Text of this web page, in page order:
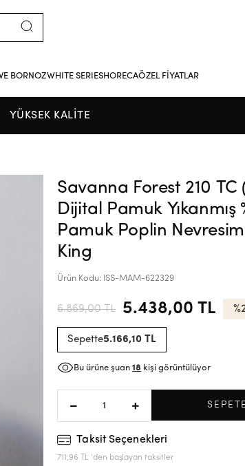
BORNOZWHITE SERIESHORECAÖZEL FİYATLAR
YÜKSEK KALİTE
Savanna Forest 210 TC
Dijital Pamuk Yıkanmış
Pamuk Poplin Nevresim
King
Ürün Kodu: ISS-MAM-622329
6.869,00 TL 5.438,00 TL
Sepette5.166,10 TL
Bu ürüne şuan18 kişi görüntülüyor
Taksit Seçenekleri
711,96 TL 'den başlayan taksitler